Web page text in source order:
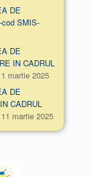
DE
cod SMIS-
DE
IN CADRUL
martie 2025
DE
CADRUL
11 martie 2025